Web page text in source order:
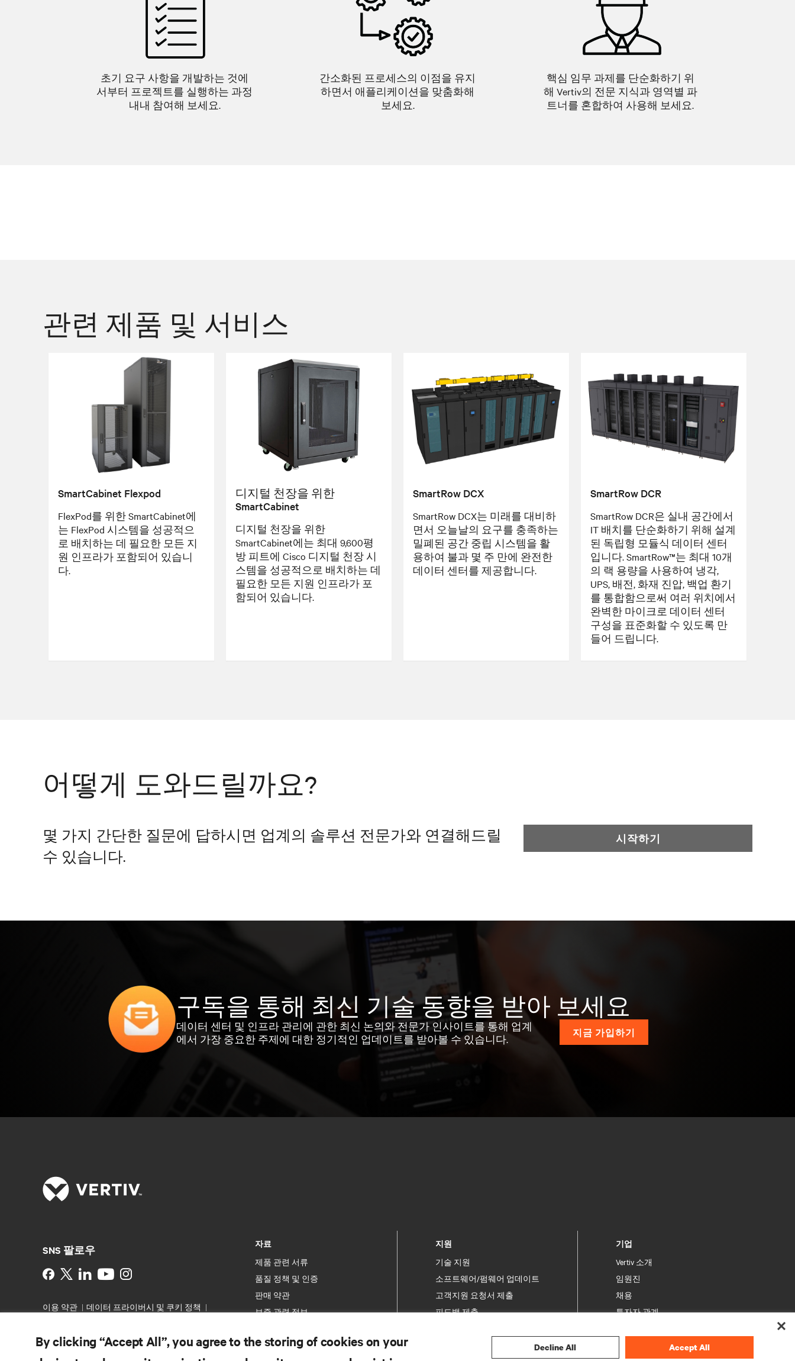
초기 요구 사항을 개발하는 것에
서부터 프로젝트를 실행하는 과정
내내 참여해 보세요.
간소화된 프로세스의 이점을 유지
하면서 애플리케이션을 맞춤화해
보세요.
핵심 임무 과제를 단순화하기 위
해 Vertiv의 전문 지식과 영역별 파
트너를 혼합하여 사용해 보세요.
관련 제품 및 서비스
SmartCabinet Flexpod
FlexPod를 위한 SmartCabinet에
는 FlexPod 시스템을 성공적으
로 배치하는 데 필요한 모든 지
원 인프라가 포함되어 있습니
다.
디지털 천장을 위한
SmartCabinet
디지털 천장을 위한
SmartCabinet에는 최대 9,600평
방 피트에 Cisco 디지털 천장 시
스템을 성공적으로 배치하는 데
필요한 모든 지원 인프라가 포
함되어 있습니다.
SmartRow DCX
SmartRow DCX는 미래를 대비하
면서 오늘날의 요구를 충족하는
밀폐된 공간 중립 시스템을 활
용하여 불과 몇 주 만에 완전한
데이터 센터를 제공합니다.
SmartRow DCR
SmartRow DCR은 실내 공간에서
IT 배치를 단순화하기 위해 설계
된 독립형 모듈식 데이터 센터
입니다. SmartRow™는 최대 10개
의 랙 용량을 사용하여 냉각,
UPS, 배전, 화재 진압, 백업 환기
를 통합함으로써 여러 위치에서
완벽한 마이크로 데이터 센터
구성을 표준화할 수 있도록 만
들어 드립니다.
어떻게 도와드릴까요?
몇 가지 간단한 질문에 답하시면 업계의 솔루션 전문가와 연결해드릴
수 있습니다.
시작하기
구독을 통해 최신 기술 동향을 받아 보세요
데이터 센터 및 인프라 관리에 관한 최신 논의와 전문가 인사이트를 통해 업계
에서 가장 중요한 주제에 대한 정기적인 업데이트를 받아볼 수 있습니다.
지금 가입하기
자료
제품 관련 서류
품질 정책 및 인증
판매 약관
보증 관련 정보
사이트 맵
지원
기술 지원
소프트웨어/펌웨어 업데이트
고객지원 요청서 제출
피드백 제출
기업
Vertiv 소개
임원진
채용
투자자 관계
SNS 팔로우
Instagram
이용 약관
데이터 프라이버시 및 쿠키 정책
©2026 Vertiv Group Corp. All rights reserved.
By clicking “Accept All”, you agree to the storing of cookies on your
Decline All Accept All